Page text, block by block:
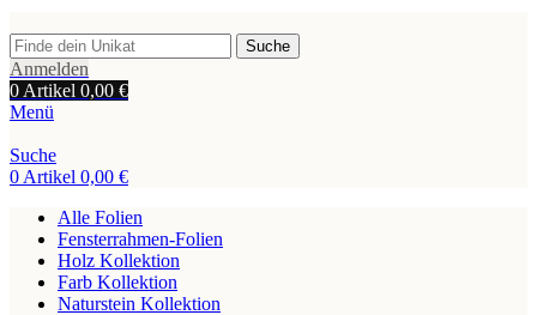
Suche
Anmelden
0 Artikel 0,00 €
Menü
Suche
0 Artikel 0,00 €
Alle Folien
Fensterrahmen-Folien
Holz Kollektion
Farb Kollektion
Naturstein Kollektion